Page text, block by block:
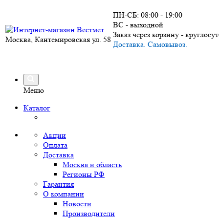
Москва, Кантемировская ул. 58
ПН-СБ: 08:00 - 19:00
ВС - выходной
Заказ через корзину -
Доставка. Самовывоз.
Меню
Каталог
Акции
Оплата
Доставка
Москва и область
Регионы РФ
Гарантия
О компании
Новости
Производители